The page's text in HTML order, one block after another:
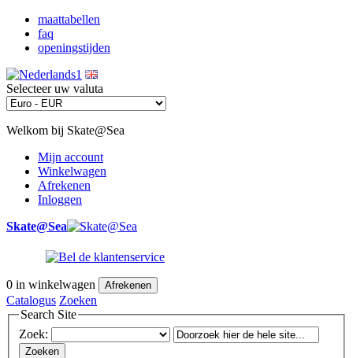
maattabellen
faq
openingstijden
Selecteer uw valuta
Welkom bij Skate@Sea
Mijn account
Winkelwagen
Afrekenen
Inloggen
Skate@Sea
0 in winkelwagen Afrekenen
Catalogus Zoeken
Search Site
Zoek:
Zoeken